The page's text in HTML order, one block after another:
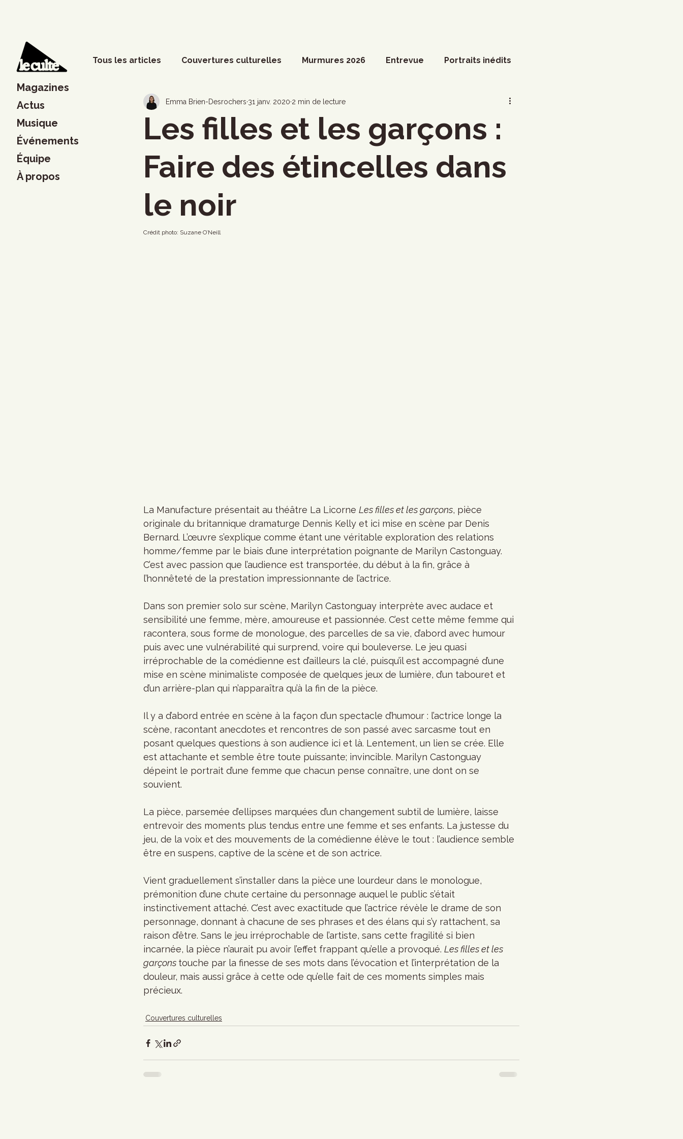
Magazines
Actus
Musique
Événements
Équipe
À propos
Tous les articles Couvertures culturelles Murmures 2026 Entrevue Portraits inédits
Phénomènes sociaux Dossier spécial Actualités du Culte Arts visuels
Musique Société Divers Coup de coeur francophone Marathon
Les filles et les garçons :
Faire des étincelles dans
le noir
Emma Brien-Desrochers 31 janv. 2020 2 min de lecture
Crédit photo: Suzane O’Neill
La Manufacture présentait au théâtre La Licorne Les filles et les garçons, pièce
originale du britannique dramaturge Dennis Kelly et ici mise en scène par Denis
Bernard. L’œuvre s’explique comme étant une véritable exploration des relations
homme/femme par le biais d’une interprétation poignante de Marilyn Castonguay.
C’est avec passion que l’audience est transportée, du début à la fin, grâce à
l’honnêteté de la prestation impressionnante de l’actrice.
Dans son premier solo sur scène, Marilyn Castonguay interprète avec audace et
sensibilité une femme, mère, amoureuse et passionnée. C’est cette même femme qui
racontera, sous forme de monologue, des parcelles de sa vie, d’abord avec humour
puis avec une vulnérabilité qui surprend, voire qui bouleverse. Le jeu quasi
irréprochable de la comédienne est d’ailleurs la clé, puisqu’il est accompagné d’une
mise en scène minimaliste composée de quelques jeux de lumière, d’un tabouret et
d’un arrière-plan qui n’apparaîtra qu’à la fin de la pièce.
Il y a d’abord entrée en scène à la façon d’un spectacle d’humour : l’actrice longe la
scène, racontant anecdotes et rencontres de son passé avec sarcasme tout en
posant quelques questions à son audience ici et là. Lentement, un lien se crée. Elle
est attachante et semble être toute puissante; invincible. Marilyn Castonguay
dépeint le portrait d’une femme que chacun pense connaître, une dont on se
souvient.
La pièce, parsemée d’ellipses marquées d’un changement subtil de lumière, laisse
entrevoir des moments plus tendus entre une femme et ses enfants. La justesse du
jeu, de la voix et des mouvements de la comédienne élève le tout : l’audience semble
être en suspens, captive de la scène et de son actrice.
Vient graduellement s’installer dans la pièce une lourdeur dans le monologue,
prémonition d’une chute certaine du personnage auquel le public s’était
instinctivement attaché. C’est avec exactitude que l’actrice révèle le drame de son
personnage, donnant à chacune de ses phrases et des élans qui s’y rattachent, sa
raison d’être. Sans le jeu irréprochable de l’artiste, sans cette fragilité si bien
incarnée, la pièce n’aurait pu avoir l’effet frappant qu’elle a provoqué. Les filles et les
garçons touche par la finesse de ses mots dans l’évocation et l’interprétation de la
douleur, mais aussi grâce à cette ode qu’elle fait de ces moments simples mais
précieux.
Couvertures culturelles